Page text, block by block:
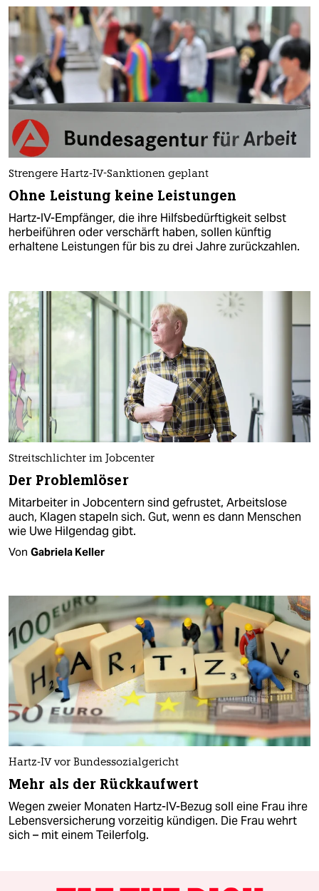
Strengere Hartz-IV-Sanktionen geplant
Ohne Leistung keine Leistungen
Hartz-IV-Empfänger, die ihre Hilfsbedürftigkeit selbst
herbeiführen oder verschärft haben, sollen künftig
erhaltene Leistungen für bis zu drei Jahre zurückzahlen.
Streitschlichter im Jobcenter
Der Problemlöser
Mitarbeiter in Jobcentern sind gefrustet, Arbeitslose
auch, Klagen stapeln sich. Gut, wenn es dann Menschen
wie Uwe Hilgendag gibt.
Von Gabriela Keller
Hartz-IV vor Bundessozialgericht
Mehr als der Rückkaufwert
Wegen zweier Monaten Hartz-IV-Bezug soll eine Frau ihre
Lebensversicherung vorzeitig kündigen. Die Frau wehrt
sich – mit einem Teilerfolg.